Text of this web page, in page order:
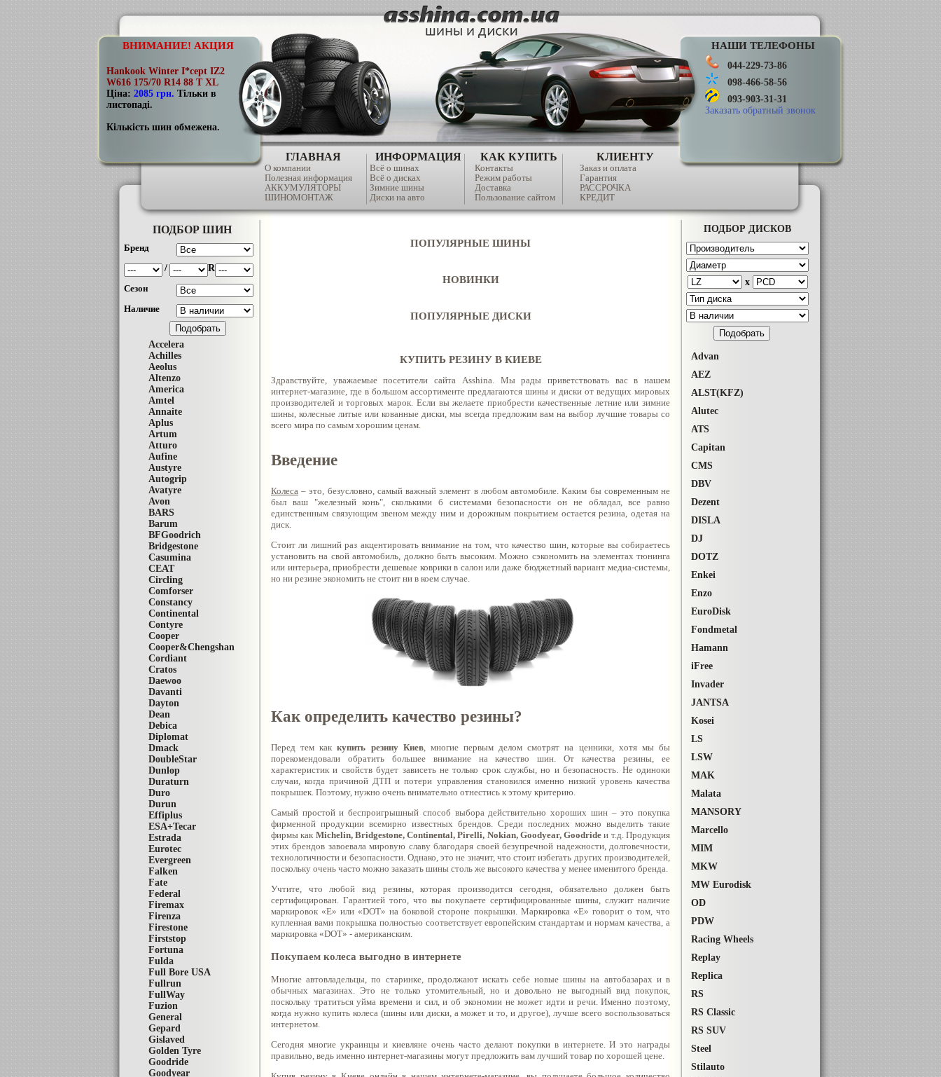
ВНИМАНИЕ! АКЦИЯ
Hankook Winter I*cept IZ2
W616 175/70 R14 88 T XL
Ціна: 2085 грн. Тільки в
листопаді.
Кількість шин обмежена.
НАШИ ТЕЛЕФОНЫ
044-229-73-86
098-466-58-56
093-903-31-31
Заказать обратный звонок
ГЛАВНАЯ
О компании
Полезная информация
АККУМУЛЯТОРЫ
ШИНОМОНТАЖ
ИНФОРМАЦИЯ
Всё о шинах
Всё о дисках
Зимние шины
Диски на авто
КАК КУПИТЬ
Контакты
Режим работы
Доставка
Пользование сайтом
КЛИЕНТУ
Заказ и оплата
Гарантия
РАССРОЧКА
КРЕДИТ
ПОДБОР ШИН
Бренд
/
R
Сезон
Наличие
Accelera
Achilles
Aeolus
Altenzo
America
Amtel
Annaite
Aplus
Artum
Atturo
Aufine
Austyre
Autogrip
Avatyre
Avon
BARS
Barum
BFGoodrich
Bridgestone
Casumina
CEAT
Circling
Comforser
Constancy
Continental
Contyre
Cooper
Cooper&Chengshan
Cordiant
Cratos
Daewoo
Davanti
Dayton
Dean
Debica
Diplomat
Dmack
DoubleStar
Dunlop
Duraturn
Duro
Durun
Effiplus
ESA+Tecar
Estrada
Eurotec
Evergreen
Falken
Fate
Federal
Firemax
Firenza
Firestone
Firststop
Fortuna
Fulda
Full Bore USA
Fullrun
FullWay
Fuzion
General
Gepard
Gislaved
Golden Tyre
Goodride
Goodyear
ПОПУЛЯРНЫЕ ШИНЫ
НОВИНКИ
ПОПУЛЯРНЫЕ ДИСКИ
КУПИТЬ РЕЗИНУ В КИЕВЕ
Здравствуйте, уважаемые посетители сайта Asshina. Мы рады приветствовать вас в нашем
интернет-магазине, где в большом ассортименте предлагаются шины и диски от ведущих мировых
производителей и торговых марок. Если вы желаете приобрести качественные летние или зимние
шины, колесные литые или кованные диски, мы всегда предложим вам на выбор лучшие товары со
всего мира по самым хорошим ценам.
Введение
Колеса – это, безусловно, самый важный элемент в любом автомобиле. Каким бы современным не
был ваш "железный конь", сколькими б системами безопасности он не обладал, все равно
единственным связующим звеном между ним и дорожным покрытием остается резина, одетая на
диск.
Стоит ли лишний раз акцентировать внимание на том, что качество шин, которые вы собираетесь
установить на свой автомобиль, должно быть высоким. Можно сэкономить на элементах тюнинга
или интерьера, приобрести дешевые коврики в салон или даже бюджетный вариант медиа-системы,
но ни резине экономить не стоит ни в коем случае.
Как определить качество резины?
Перед тем каккупить резину Киев, многие первым делом смотрят на ценники, хотя мы бы
порекомендовали обратить большее внимание на качество шин. От качества резины, ее
характеристик и свойств будет зависеть не только срок службы, но и безопасность. Не одиноки
случаи, когда причиной ДТП и потери управления становился именно низкий уровень качества
покрышек. Поэтому, нужно очень внимательно отнестись к этому критерию.
Самый простой и беспроигрышный способ выбора действительно хороших шин – это покупка
фирменной продукции всемирно известных брендов. Среди последних можно выделить такие
фирмы как Michelin, Bridgestone, Continental, Pirelli, Nokian, Goodyear, Goodride и т.д. Продукция
этих брендов завоевала мировую славу благодаря своей безупречной надежности, долговечности,
технологичности и безопасности. Однако, это не значит, что стоит избегать других производителей,
поскольку очень часто можно заказать шины столь же высокого качества у менее именитого бренда.
Учтите, что любой вид резины, которая производится сегодня, обязательно должен быть
сертифицирован. Гарантией того, что вы покупаете сертифицированные шины, служит наличие
маркировок «E» или «DOT» на боковой стороне покрышки. Маркировка «E» говорит о том, что
купленная вами покрышка полностью соответствует европейским стандартам и нормам качества, а
маркировка «DOT» - американским.
Покупаем колеса выгодно в интернете
Многие автовладельцы, по старинке, продолжают искать себе новые шины на автобазарах и в
обычных магазинах. Это не только утомительный, но и довольно не выгодный вид покупок,
поскольку тратиться уйма времени и сил, и об экономии не может идти и речи. Именно поэтому,
когда нужно купить колеса (шины или диски, а может и то, и другое), лучше всего воспользоваться
интернетом.
Сегодня многие украинцы и киевляне очень часто делают покупки в интернете. И это награды
правильно, ведь именно интернет-магазины могут предложить вам лучший товар по хорошей цене.
ПОДБОР ДИСКОВ
x
Advan
AEZ
ALST(KFZ)
Alutec
ATS
Capitan
CMS
DBV
Dezent
DISLA
DJ
DOTZ
Enkei
Enzo
EuroDisk
Fondmetal
Hamann
iFree
Invader
JANTSA
Kosei
LS
LSW
MAK
Malata
MANSОRY
Marcello
MIM
MKW
MW Eurodisk
OD
PDW
Racing Wheels
Replay
Replica
RS
RS Classic
RS SUV
Steel
Stilauto